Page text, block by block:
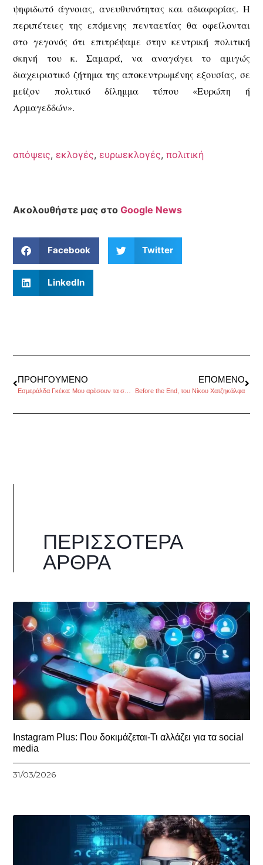
ψηφιδωτό άγνοιας, ανευθυνότητας και αδιαφορίας. Η
περιπέτειες της επόμενης πενταετίας θα οφείλονται
στο γεγονός ότι επιτρέψαμε στην κεντρική πολιτική
σκηνή του κ. Σαμαρά, να αναγάγει το αμιγώς
διαχειριστικό ζήτημα της αποκεντρωμένης εξουσίας, σε
μείζον πολιτικό δίλημμα τύπου «Ευρώπη ή
Αρμαγεδδών».
απόψεις, εκλογές, ευρωεκλογές,πολιτική
Ακολουθήστε μας στοGoogle News
Facebook Twitter
LinkedIn
ΠΡΟΗΓΟΎΜΕΝΟ ΕΠΌΜΕΝΟ
Before the End, του Νίκου Χατζηκάλφα
ΠΕΡΙΣΣΌΤΕΡΑ
ΆΡΘΡΑ
Instagram Plus: Που δοκιμάζεται-Τι αλλάζει για τα social
media
31/03/2026